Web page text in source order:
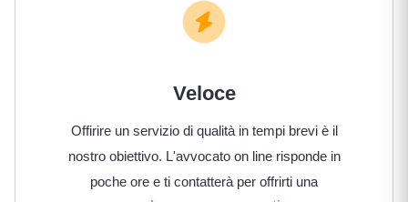
Veloce
Offirire un servizio di qualità in tempi brevi è il
nostro obiettivo. L'avvocato on line risponde in
poche ore e ti contatterà per offrirti una